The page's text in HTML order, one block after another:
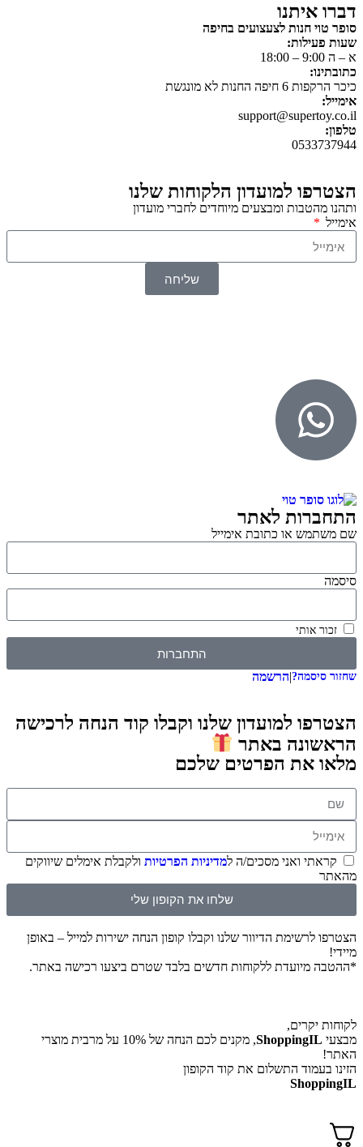
דברו איתנו
סופר טוי חנות לצעצועים בחיפה
שעות פעילות:
א – ה 9:00 – 18:00
כתובתינו:
כיכר הרקפות 6 חיפה החנות לא מונגשת
אימייל:
support@supertoy.co.il
טלפון:
0533737944
הצטרפו למועדון הלקוחות שלנו
ותהנו מהטבות ומבצעים מיוחדים לחברי מועדון
אימייל
שליחה
התחברות לאתר
שם משתמש או כתובת אימייל
סיסמה
זכור אותי
התחברות
שחזור סיסמה?|הרשמה
הצטרפו למועדון שלנו וקבלו קוד הנחה לרכישה
הראשונה באתר
מלאו את הפרטים שלכם
קראתי ואני מסכים/ה למדיניות הפרטיות ולקבלת אימלים שיווקים
מהאתר
שלחו את הקופון שלי
הצטרפו לרשימת הדיוור שלנו וקבלו קופון הנחה ישירות למייל – באופן
מיידי!
*ההטבה מיועדת ללקוחות חדשים בלבד שטרם ביצעו רכישה באתר.
לקוחות יקרים,
מבצעי ShoppingIL
, מקנים לכם הנחה של 10% על מרבית מוצרי
האתר!
הזינו בעמוד התשלום את קוד הקופון
ShoppingIL